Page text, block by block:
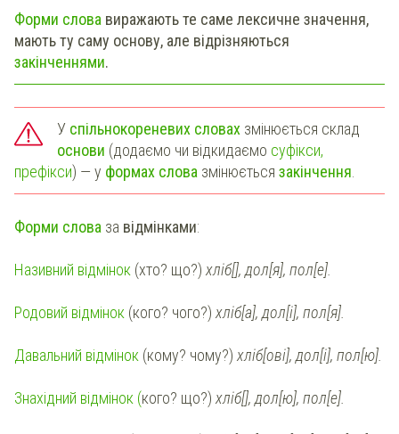
Форми слова виражають те саме лексичне значення,
мають ту саму основу, але відрізняються
закінченнями.
У спільнокореневих словах змінюється склад
основи (додаємо чи відкидаємо суфікси,
префікси) — у формах слова змінюється закінчення.
Форми слова за відмінками:
Називний відмінок (хто? що?) хліб[], дол[я], пол[е].
Родовий відмінок (кого? чого?) хліб[а], дол[і], пол[я].
Давальний відмінок (кому? чому?) хліб[ові], дол[і], пол[ю].
Знахідний відмінок (кого? що?) хліб[], дол[ю], пол[е].